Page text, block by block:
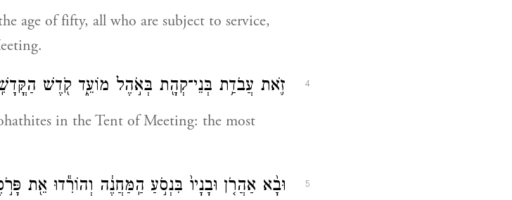
age of fifty, all who are subject to service,
4 זֹ֛את עֲבֹדַ֥ת בְּנֵי־קְהָ֖ת בְּאֹ֣הֶל מוֹעֵ֑ד קֹ֖דֶשׁ
in the Tent of Meeting: the most
5 וּבָ֨א אַהֲרֹ֤ן וּבָנָיו֙ בִּנְסֹ֣עַ הַֽמַּחֲנֶ֔ה וְהוֹרִ֕דוּ אֵ֖ת